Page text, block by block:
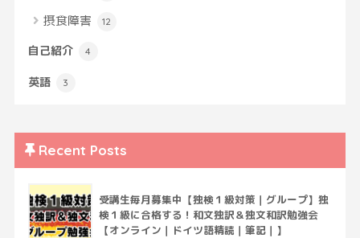
摂食障害 12
自己紹介 4
英語 3
Recent Posts
受講生毎月募集中【独検１級対策｜グループ】独
検１級に合格する！和文独訳＆独文和訳勉強会
【オンライン｜ドイツ語精読｜筆記｜】